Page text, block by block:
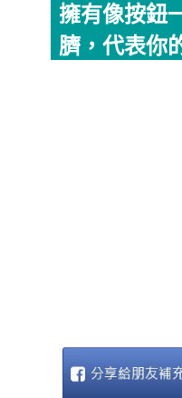
擁有像按鈕
臍，代表你